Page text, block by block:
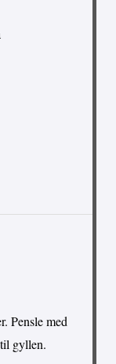
Pensle med
gyllen.